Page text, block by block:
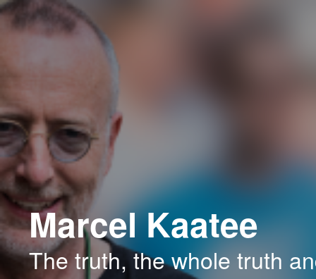
Spring
Spring
Marcel Kaatee
The truth, the whole truth